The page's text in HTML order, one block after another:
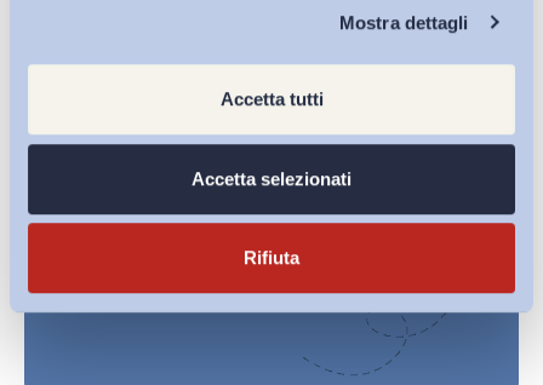
Mostra dettagli
Accetta tutti
Accetta selezionati
Rifiuta
Ho letto e Accetto il trattamento dei dati personali descritti